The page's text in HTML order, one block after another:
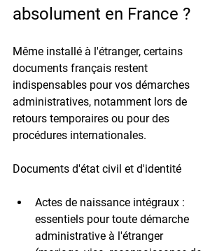
absolument en France ?
Même installé à l'étranger, certains
documents français restent
indispensables pour vos démarches
administratives, notamment lors de
retours temporaires ou pour des
procédures internationales.
Documents d'état civil et d'identité
Actes de naissance intégraux :
essentiels pour toute démarche
administrative à l'étranger